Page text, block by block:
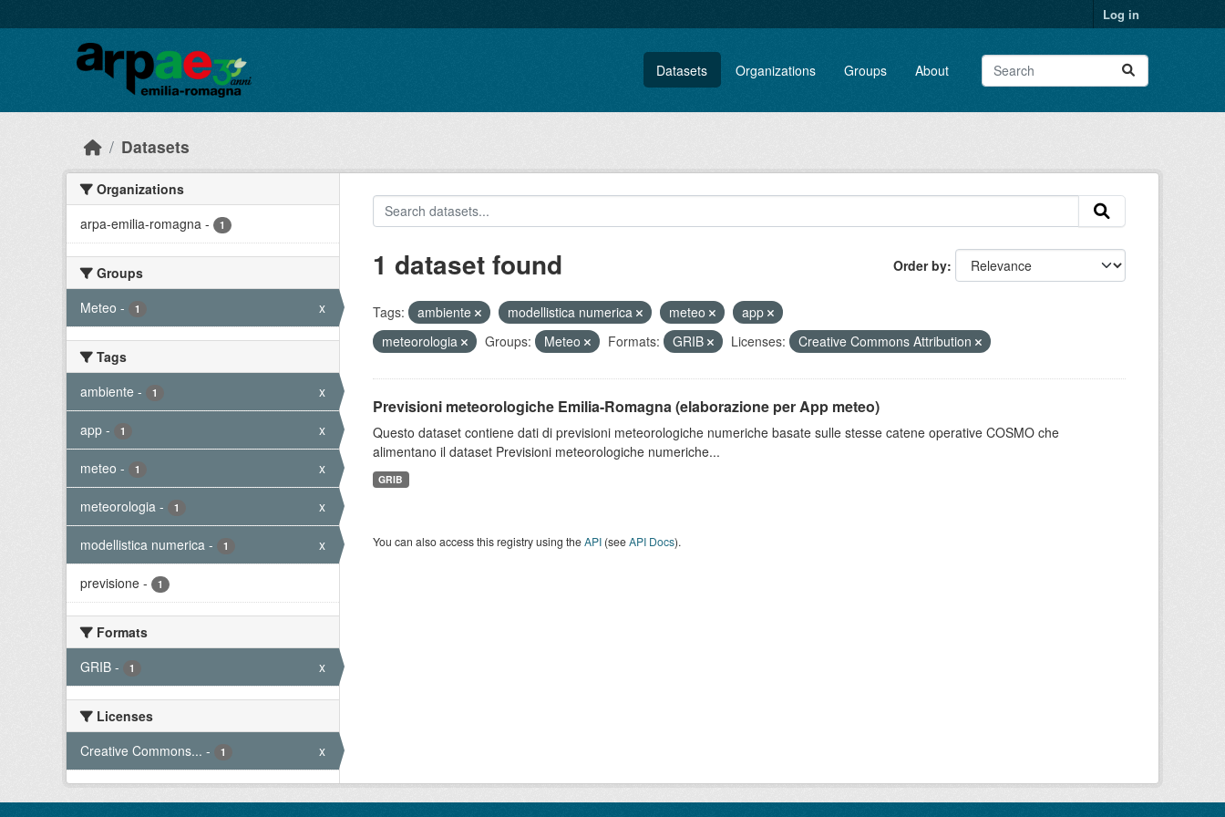
Log in
Datasets Organizations Groups About
Datasets
Organizations
arpa-emilia-romagna - 1
Groups
Meteo - 1 x
Tags
ambiente - 1 x
app - 1 x
meteo - 1 x
meteorologia - 1 x
modellistica numerica - 1 x
previsione - 1
Formats
GRIB - 1 x
Licenses
Creative Commons... - 1 x
Order by
1 dataset found
Tags: ambiente modellistica numerica meteo
app
meteorologia
Groups: Meteo Formats: GRIB Licenses: Creative Commons Attribution
Previsioni meteorologiche Emilia-Romagna (elaborazione per App meteo)
Questo dataset contiene dati di previsioni meteorologiche numeriche basate sulle stesse catene operative COSMO che
alimentano il dataset Previsioni meteorologiche numeriche...
GRIB
You can also access this registry using theAPI(seeAPI Docs).